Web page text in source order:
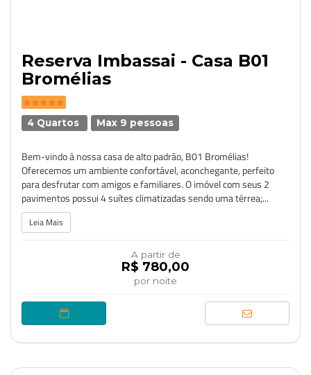
Reserva Imbassai - Casa B01
Bromélias
4 Quartos Max 9 pessoas
Bem-vindo à nossa casa de alto padrão, B01 Bromélias!
Oferecemos um ambiente confortável, aconchegante, perfeito
para desfrutar com amigos e familiares. O imóvel com seus 2
pavimentos possui 4 suítes climatizadas sendo uma térrea;...
Leia Mais
A partir de
R$ 780,00
por noite